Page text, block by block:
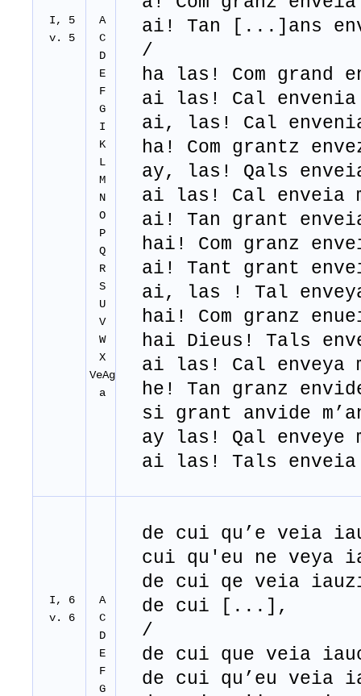
I, 5
v. 5
A
C
D
E
F
G
I
K
L
M
N
O
P
Q
R
S
U
V
W
X
VeAg
a
ai! Tan [...]ans
/
ha las! Com grand
ai las! Cal envenia
ai, las! Cal
ha! Com grantz
ay, las! Qals enveia
ai las! Cal enveia
ai! Tan grant enveia
hai! Com granz
ai! Tant grant
ai, las ! Tal enveya
hai! Com granz
hai Dieus! Tals
ai las! Cal enveya
he! Tan granz
si grant anvide
ay las! Qal enveye
ai las! Tals enveia
I, 6
v. 6
A
C
D
E
F
G
de cui qu’e veia
cui qu'eu ne veya
de cui qe veia
de cui [...],
/
de cui que veia
de cui qu’eu veia